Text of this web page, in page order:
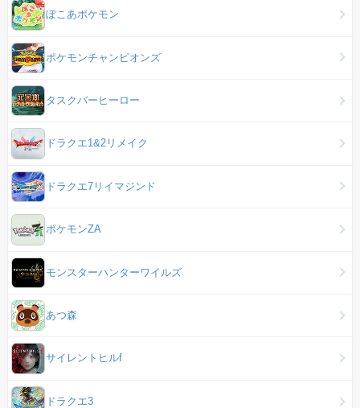
ぽこあポケモン
ポケモンチャンピオンズ
タスクバーヒーロー
ドラクエ1&2リメイク
ドラクエ7リイマジンド
ポケモンZA
モンスターハンターワイルズ
あつ森
サイレントヒルf
ドラクエ3